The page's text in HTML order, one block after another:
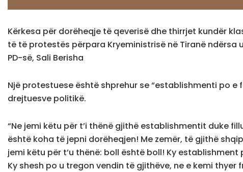
Kërkesa për dorëheqje të qeverisë dhe thirrjet kundër
të të protestës përpara Kryeministrisë në Tiranë
PD-së, Sali Berisha
Një protestuese është shprehur se “establishmenti po
drejtuesve politikë.
“Ne jemi këtu për t’i thënë gjithë establishmentit duke
është koha të jepni dorëheqjen! Me zemër, të gjithë
jemi këtu për t’u thënë: boll është boll! Ky
Ky shesh po u tregon vendin të gjithëve, ne e kemi thyer